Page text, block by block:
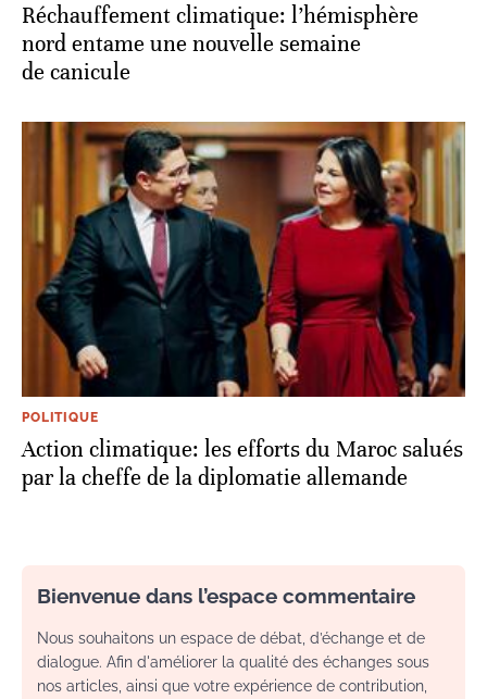
Réchauffement climatique: l’hémisphère
nord entame une nouvelle semaine
de canicule
POLITIQUE
Action climatique: les efforts du Maroc salués
par la cheffe de la diplomatie allemande
Bienvenue dans l’espace commentaire
Nous souhaitons un espace de débat, d’échange et de
dialogue. Afin d'améliorer la qualité des échanges sous
nos articles, ainsi que votre expérience de contribution,